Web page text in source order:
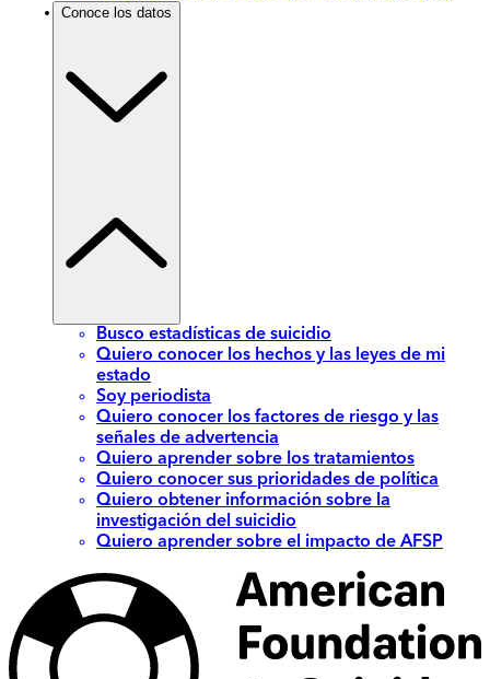
Conoce los datos
Busco estadísticas de suicidio
Quiero conocer los hechos y las leyes de mi
estado
Soy periodista
Quiero conocer los factores de riesgo y las
señales de advertencia
Quiero aprender sobre los tratamientos
Quiero conocer sus prioridades de política
Quiero obtener información sobre la
investigación del suicidio
Quiero aprender sobre el impacto de AFSP